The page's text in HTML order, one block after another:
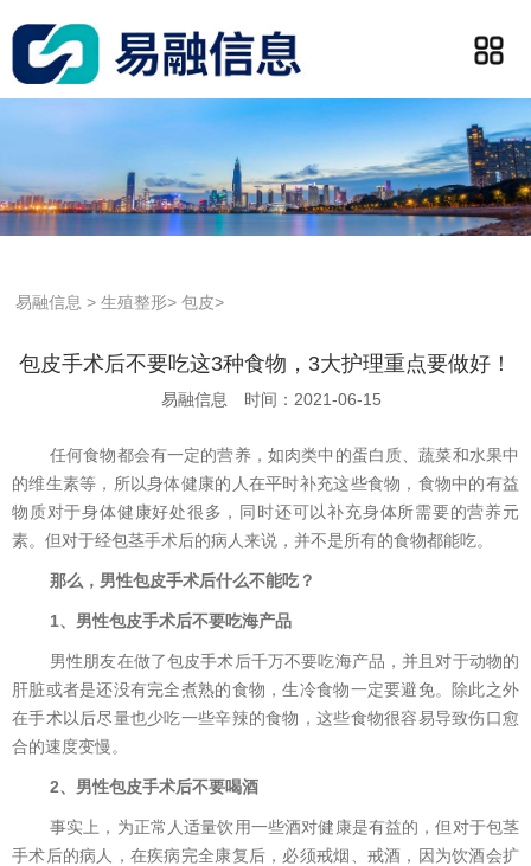
易融信息 >生殖整形>包皮>
包皮手术后不要吃这3种食物，3大护理重点要做好！
易融信息 时间：2021-06-15
任何食物都会有一定的营养，如肉类中的蛋白质、蔬菜和水果中
的维生素等，所以身体健康的人在平时补充这些食物，食物中的有益
物质对于身体健康好处很多，同时还可以补充身体所需要的营养元
素。但对于经包茎手术后的病人来说，并不是所有的食物都能吃。
那么，男性包皮手术后什么不能吃？
1、男性包皮手术后不要吃海产品
男性朋友在做了包皮手术后千万不要吃海产品，并且对于动物的
肝脏或者是还没有完全煮熟的食物，生冷食物一定要避免。除此之外
在手术以后尽量也少吃一些辛辣的食物，这些食物很容易导致伤口愈
合的速度变慢。
2、男性包皮手术后不要喝酒
事实上，为正常人适量饮用一些酒对健康是有益的，但对于包茎
手术后的病人，在疾病完全康复后，必须戒烟、戒酒，因为饮酒会扩